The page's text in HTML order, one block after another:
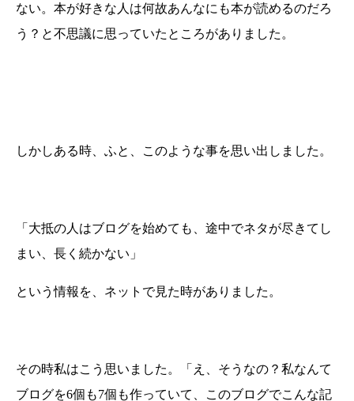
ない。本が好きな人は何故あんなにも本が読めるのだろ
う？と不思議に思っていたところがありました。
しかしある時、ふと、このような事を思い出しました。
「大抵の人はブログを始めても、途中でネタが尽きてし
まい、長く続かない」
という情報を、ネットで見た時がありました。
その時私はこう思いました。「え、そうなの？私なんて
ブログを6個も7個も作っていて、このブログでこんな記